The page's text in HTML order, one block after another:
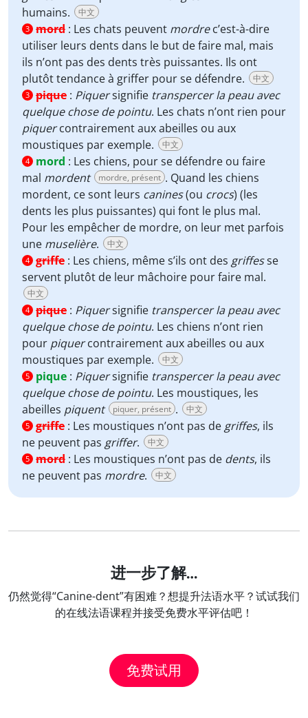
humains.
中文
3 mord : Les chats peuvent mordrec’est-à-dire
utiliser leurs dents dans le but de faire mal, mais
ils n’ont pas des dents très puissantes. Ils ont
plutôt tendance à griffer pour se défendre.
中文
3 pique : Piquersignifie transpercer la peau avec
quelque chose de pointu. Les chats n’ont rien pour
piquercontrairement aux abeilles ou aux
moustiques par exemple.
中文
4 mord : Les chiens, pour se défendre ou faire
mal mordent mordre, présent . Quand les chiens
mordent, ce sont leurs canines(ou crocs) (les
dents les plus puissantes) qui font le plus mal.
Pour les empêcher de mordre, on leur met parfois
une muselière. 中文
4 griffe : Les chiens, même s’ils ont des griffesse
servent plutôt de leur mâchoire pour faire mal.
中文
4 pique : Piquersignifie transpercer la peau avec
quelque chose de pointu. Les chiens n’ont rien
pour piquercontrairement aux abeilles ou aux
moustiques par exemple.
中文
5 pique : Piquersignifie transpercer la peau avec
quelque chose de pointu. Les moustiques, les
abeilles piquent piquer, présent . 中文
5 griffe : Les moustiques n’ont pas de griffes, ils
ne peuvent pas griffer. 中文
5 mord : Les moustiques n’ont pas de dents, ils
ne peuvent pas mordre. 中文
进一步了解…
仍然觉得“Canine-dent”有困难？想提升法语水平？试试我们
的在线法语课程并接受免费水平评估吧！
免费试用